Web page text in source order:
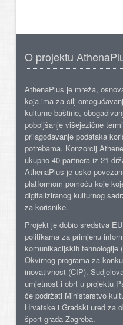
O projektu
AthenaPlus je mreža,
koja ima za cilj
kulturne baštine,
poboljšanje višejezične
prilagođavanje podataka
potrebama. Konzorcij
ukupno 40 partnera iz 21
AthenaPlus je usko
platformom pomoću koje
digitaliziranog kulturnog
za korisnike.
Projekt je dobio sredstva
politikama za primjenu
komunikacijskih tehnologije
Okvirnog programa za
inovativnost (CIP).
umjetnost i obrt u projektu
će podržati Ministarstvo
Hrvatske i Gradski ured za
šport grada Zagreba.